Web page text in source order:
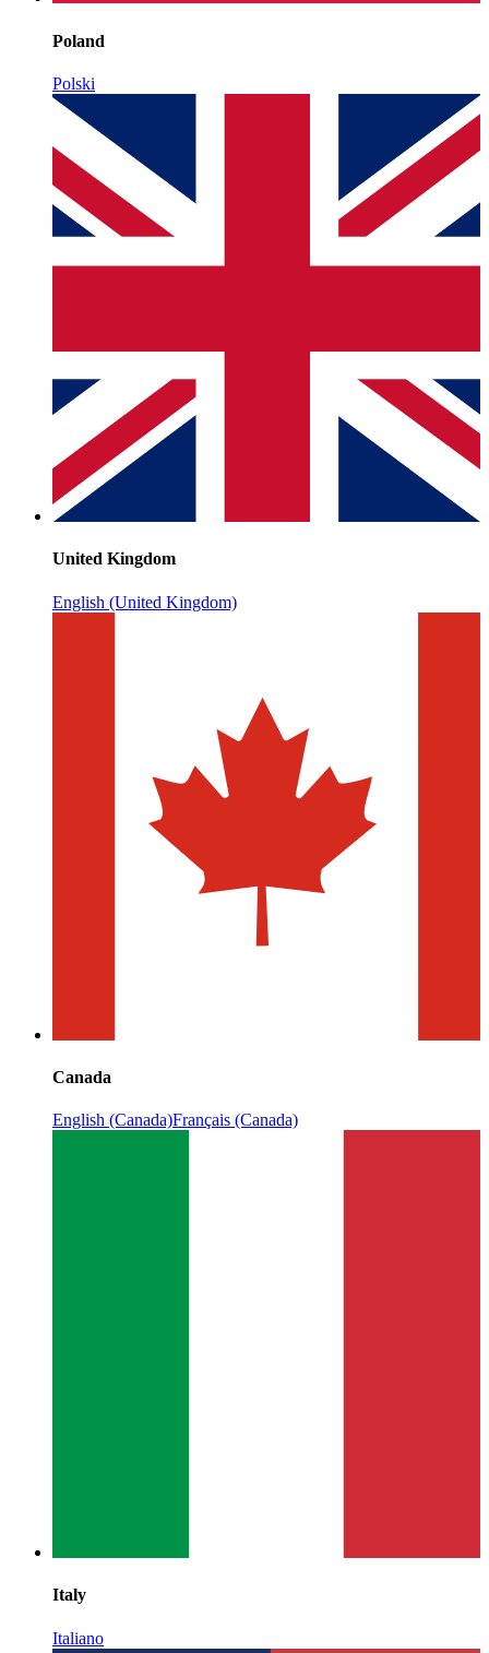
Poland
Polski
United Kingdom
English (United Kingdom)
Canada
English (Canada)Français (Canada)
Italy
Italiano